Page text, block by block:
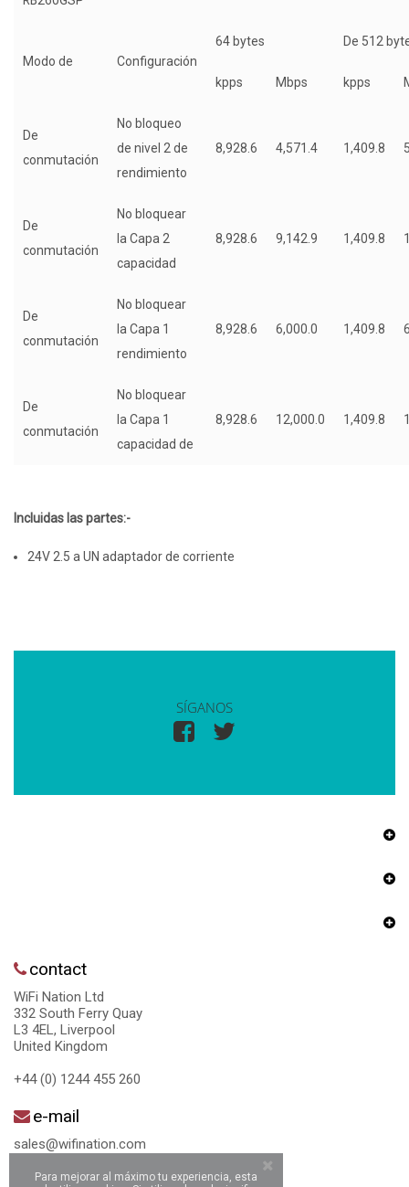
Modo de Configuración
64 bytes De 512
kpps Mbps kpps
De
conmutación
No bloqueo
de nivel 2 de
rendimiento
8,928.6 4,571.4 1,409.8
De
conmutación
No bloquear
la Capa 2
capacidad
8,928.6 9,142.9 1,409.8
De
conmutación
No bloquear
la Capa 1
rendimiento
8,928.6 6,000.0 1,409.8
De
conmutación
No bloquear
la Capa 1
capacidad de
8,928.6 12,000.0 1,409.8
Incluidas las partes:-
24V 2.5 a UN adaptador de corriente
SÍGANOS
contact
WiFi Nation Ltd
332 South Ferry Quay
L3 4EL, Liverpool
United Kingdom
+44 (0) 1244 455 260
e-mail
sales@wifination.com
Para mejorar al máximo tu experiencia, esta